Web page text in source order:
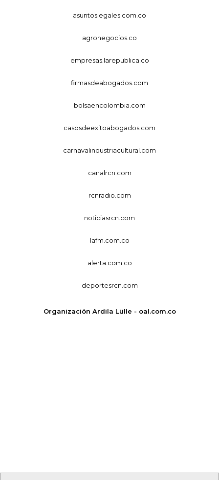
asuntoslegales.com.co
agronegocios.co
empresas.larepublica.co
firmasdeabogados.com
bolsaencolombia.com
casosdeexitoabogados.com
carnavalindustriacultural.com
canalrcn.com
rcnradio.com
noticiasrcn.com
lafm.com.co
alerta.com.co
deportesrcn.com
Organización Ardila Lülle - oal.com.co